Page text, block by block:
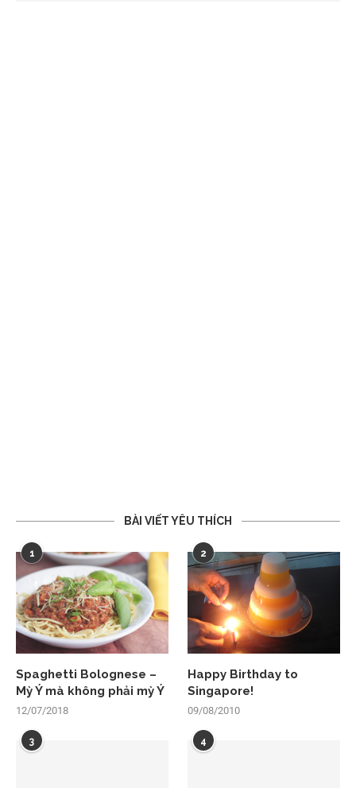
BÀI VIẾT YÊU THÍCH
1
Spaghetti Bolognese –
Mỳ Ý mà không phải mỳ Ý
12/07/2018
2
Happy Birthday to
Singapore!
09/08/2010
3 4